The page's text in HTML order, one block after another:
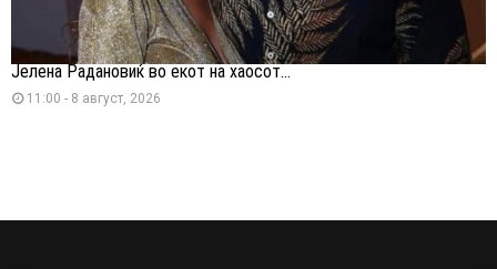
Јелена Радановиќ во екот на хаосот...
11:00 - 8 август, 2026